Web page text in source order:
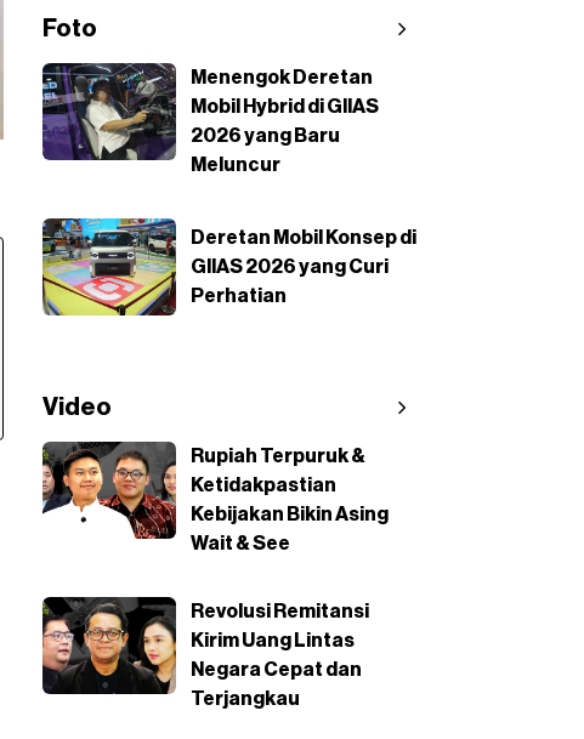
Foto
Menengok Deretan
Mobil Hybrid di GIIAS
2026 yang Baru
Meluncur
Deretan Mobil Konsep di
GIIAS 2026 yang Curi
Perhatian
Video
Rupiah Terpuruk &
Ketidakpastian
Kebijakan Bikin Asing
Wait & See
Revolusi Remitansi
Kirim Uang Lintas
Negara Cepat dan
Terjangkau